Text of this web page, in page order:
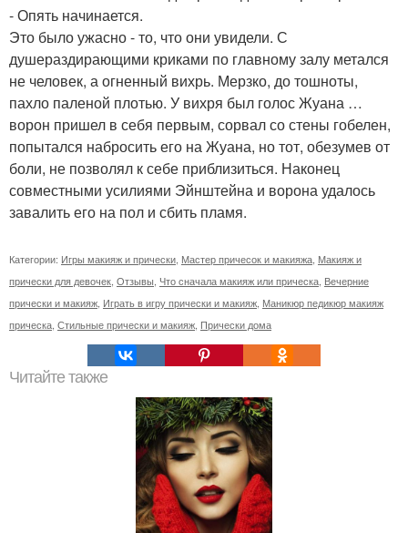
- Опять начинается.
Это было ужасно - то, что они увидели. С
душераздирающими криками по главному залу метался
не человек, а огненный вихрь. Мерзко, до тошноты,
пахло паленой плотью. У вихря был голос Жуана …
ворон пришел в себя первым, сорвал со стены гобелен,
попытался набросить его на Жуана, но тот, обезумев от
боли, не позволял к себе приблизиться. Наконец
совместными усилиями Эйнштейна и ворона удалось
завалить его на пол и сбить пламя.
Категории: Игры макияж и прически, Мастер причесок и макияжа, Макияж и
прически для девочек, Отзывы, Что сначала макияж или прическа, Вечерние
прически и макияж, Играть в игру прически и макияж, Маникюр педикюр макияж
прическа, Стильные прически и макияж, Прически дома
Читайте также